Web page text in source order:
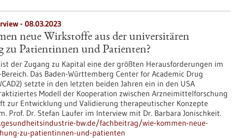
- 08.03.2023
neue Wirkstoffe aus der universitären
zu Patientinnen und Patienten?
der Zugang zu Kapital eine der größten Herausforderungen im
Bereich. Das Baden-Württemberg Center for Academic Drug
setzte in den letzten beiden Jahren ein in den USA
Modell der Kooperation zwischen Arzneimittelforschung
zur Entwicklung und Validierung therapeutischer Konzepte
Prof. Dr. Stefan Laufer im Interview mit Dr. Barbara Jonischkeit.
bw.de/fachbeitrag/wie-kommen-neue-
zu-patientinnen-und-patienten